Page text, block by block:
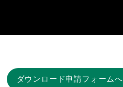
ダウンロード申請フォームへ